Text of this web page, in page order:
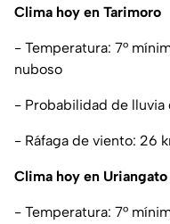
Clima hoy en Tarimoro
- Temperatura: 7°
nuboso
- Probabilidad de lluvia
- Ráfaga de viento: 26
Clima hoy en Uriangato
- Temperatura: 7°